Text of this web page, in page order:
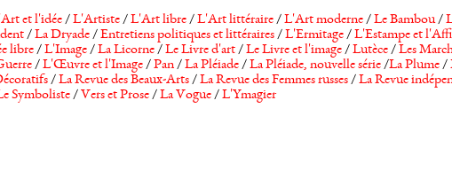
et l'idée/L'Artiste/L'Art libre/L'Art littéraire/L'Art moderne/Le Bambou/
/La Dryade/Entretiens politiques et littéraires/L'Ermitage/L'Estampe et
libre/L'Image/La Licorne/Le Livre d'art/Le Livre et l'image/Lutèce/Les
/L'Œuvre et l'Image/Pan/La Pléiade/La Pléiade, nouvelle série/La Plume/
/La Revue des Beaux-Arts/La Revue des Femmes russes/La Revue
Symboliste/ Vers et Prose/La Vogue/L'Ymagier